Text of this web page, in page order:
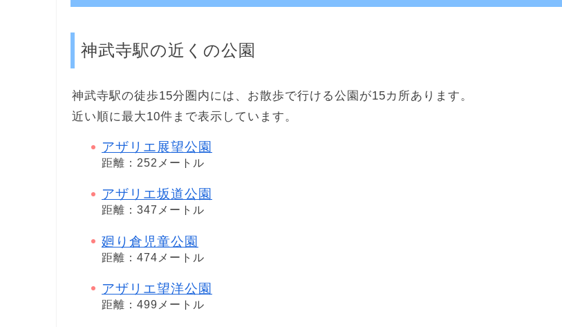
神武寺駅の近くの公園
神武寺駅の徒歩15分圏内には、お散歩で行ける公園が15カ所あります。
近い順に最大10件まで表示しています。
アザリエ展望公園
距離：252メートル
アザリエ坂道公園
距離：347メートル
廻り倉児童公園
距離：474メートル
アザリエ望洋公園
距離：499メートル